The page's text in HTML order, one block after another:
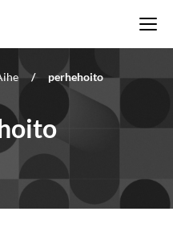
/ perhehoito